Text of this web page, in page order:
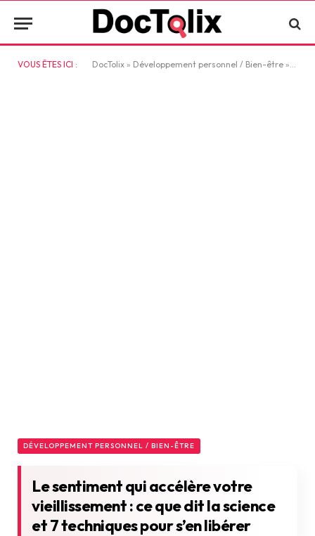
VOUS ÊTES ICI : DocTolix » Développement personnel / Bien-être » Le
DÉVELOPPEMENT PERSONNEL / BIEN-ÊTRE
Le sentiment qui accélère votre
vieillissement : ce que dit la science
et 7 techniques pour s’en libérer